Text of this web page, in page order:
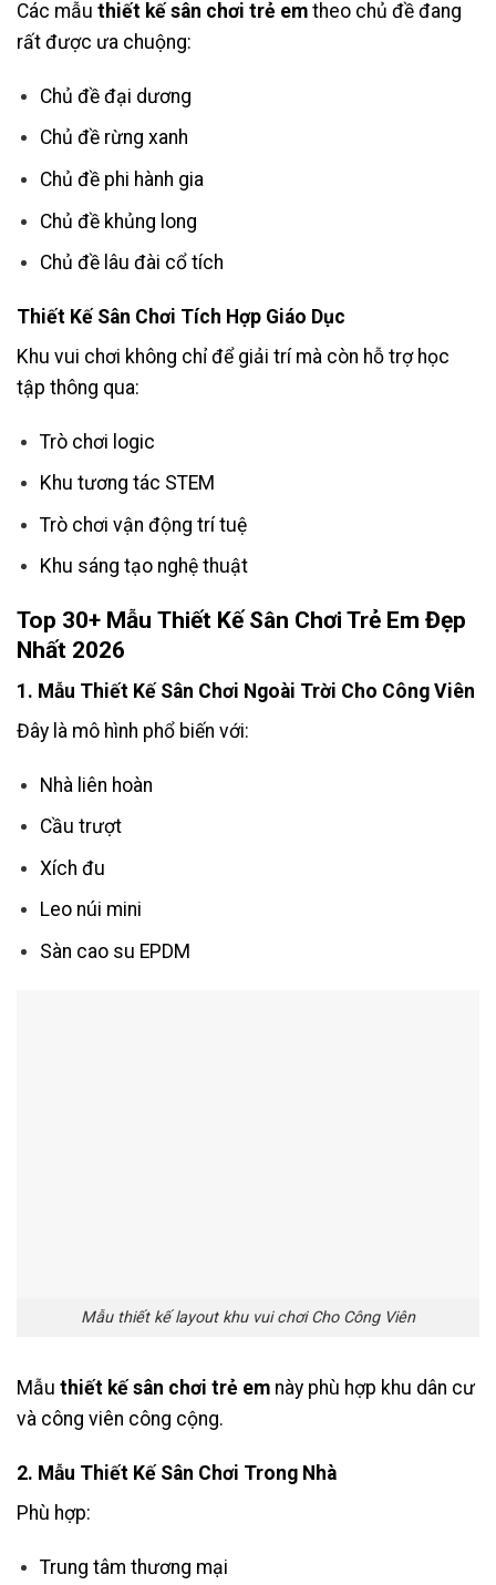
Các mẫu thiết kế sân chơi trẻ em theo chủ đề đang
rất được ưa chuộng:
Chủ đề đại dương
Chủ đề rừng xanh
Chủ đề phi hành gia
Chủ đề khủng long
Chủ đề lâu đài cổ tích
Thiết Kế Sân Chơi Tích Hợp Giáo Dục
Khu vui chơi không chỉ để giải trí mà còn hỗ trợ học
tập thông qua:
Trò chơi logic
Khu tương tác STEM
Trò chơi vận động trí tuệ
Khu sáng tạo nghệ thuật
Top 30+ Mẫu Thiết Kế Sân Chơi Trẻ Em Đẹp
Nhất 2026
1. Mẫu Thiết Kế Sân Chơi Ngoài Trời Cho Công Viên
Đây là mô hình phổ biến với:
Nhà liên hoàn
Cầu trượt
Xích đu
Leo núi mini
Sàn cao su EPDM
Mẫu thiết kế layout khu vui chơi Cho Công Viên
Mẫu thiết kế sân chơi trẻ em này phù hợp khu dân cư
và công viên công cộng.
2. Mẫu Thiết Kế Sân Chơi Trong Nhà
Phù hợp:
Trung tâm thương mại